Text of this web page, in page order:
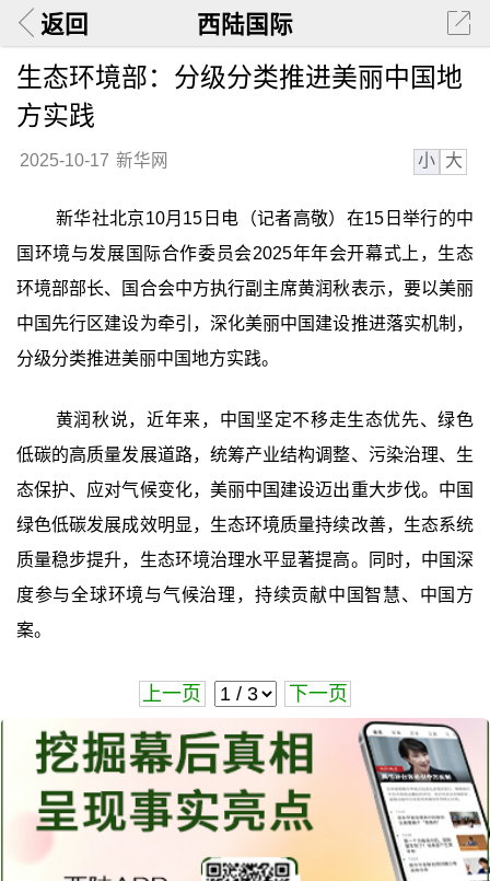
返回 西陆国际
生态环境部：分级分类推进美丽中国地
方实践
2025-10-17 新华网 小 大
新华社北京10月15日电（记者高敬）在15日举行的中
国环境与发展国际合作委员会2025年年会开幕式上，生态
环境部部长、国合会中方执行副主席黄润秋表示，要以美丽
中国先行区建设为牵引，深化美丽中国建设推进落实机制，
分级分类推进美丽中国地方实践。
黄润秋说，近年来，中国坚定不移走生态优先、绿色
低碳的高质量发展道路，统筹产业结构调整、污染治理、生
态保护、应对气候变化，美丽中国建设迈出重大步伐。中国
绿色低碳发展成效明显，生态环境质量持续改善，生态系统
质量稳步提升，生态环境治理水平显著提高。同时，中国深
度参与全球环境与气候治理，持续贡献中国智慧、中国方
案。
上一页 下一页